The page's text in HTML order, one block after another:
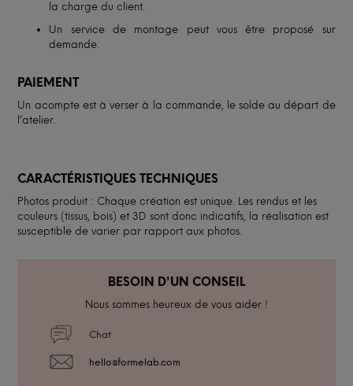
la charge du client.
Un service de montage peut vous être proposé sur
demande.
PAIEMENT
Un acompte est à verser à la commande, le solde au départ de
l’atelier.
CARACTÉRISTIQUES TECHNIQUES
Photos produit : Chaque création est unique. Les rendus et les
couleurs (tissus, bois) et 3D sont donc indicatifs, la réalisation est
susceptible de varier par rapport aux photos.
BESOIN D'UN CONSEIL
Nous sommes heureux de vous aider !
Chat
hello@formelab.com